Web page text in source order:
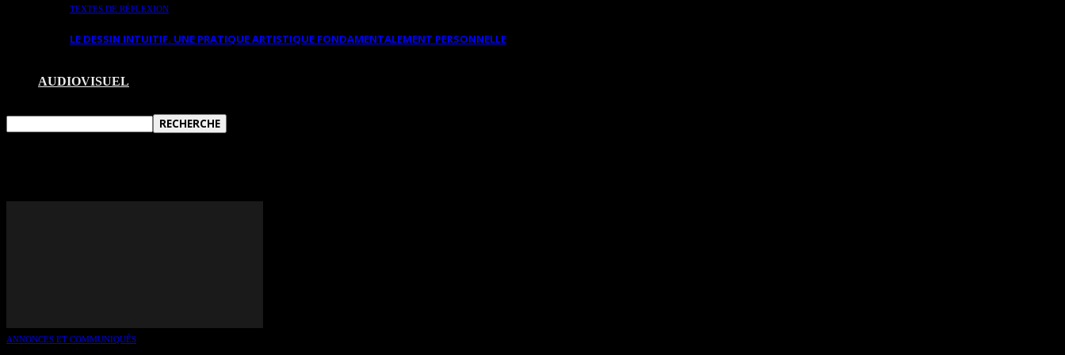
TEXTES DE RÉFLEXION
LE DESSIN INTUITIF. UNE PRATIQUE ARTISTIQUE FONDAMENTALEMENT PERSONNELLE
AUDIOVISUEL
ANNONCES ET COMMUNIQUÉS